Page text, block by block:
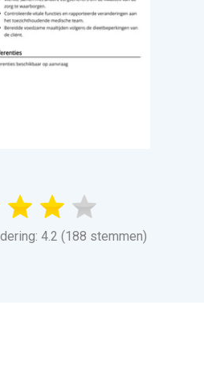
4.2 (188 stemmen)